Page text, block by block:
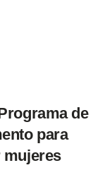
de
para
mujeres